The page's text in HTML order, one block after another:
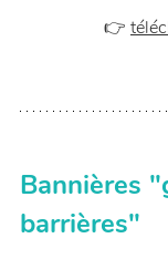
👉
Bannières
barrières"